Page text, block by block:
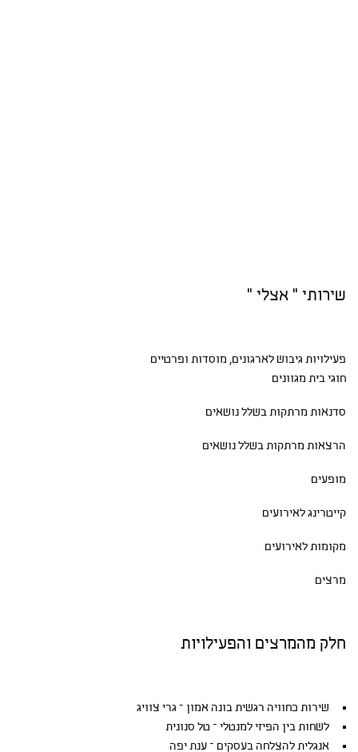
שירותי " אצלי "
פעילויות גיבושלארגונים, מוסדות ופרטיים
חוגי בית מגוונים
סדנאות מרתקות בשלל נושאים
הרצאות מרתקות בשלל נושאים
מופעים
קייטרינג לאירועים
מקומות לאירועים
מרצים
חלק מהמרצים והפעילויות
שירות כחוויה רגשית בונה אמון – גרי צוויג
לשחות בין הפיזי למנטלי – טל סנונית
אנגלית להצלחה בעסקים – ענת יפה